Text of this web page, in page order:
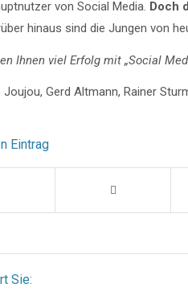
von Social Media. Doch
hinaus sind die Jungen von
Ihnen viel Erfolg mit „Social
Gerd Altmann, Rainer
Eintrag
Sie: